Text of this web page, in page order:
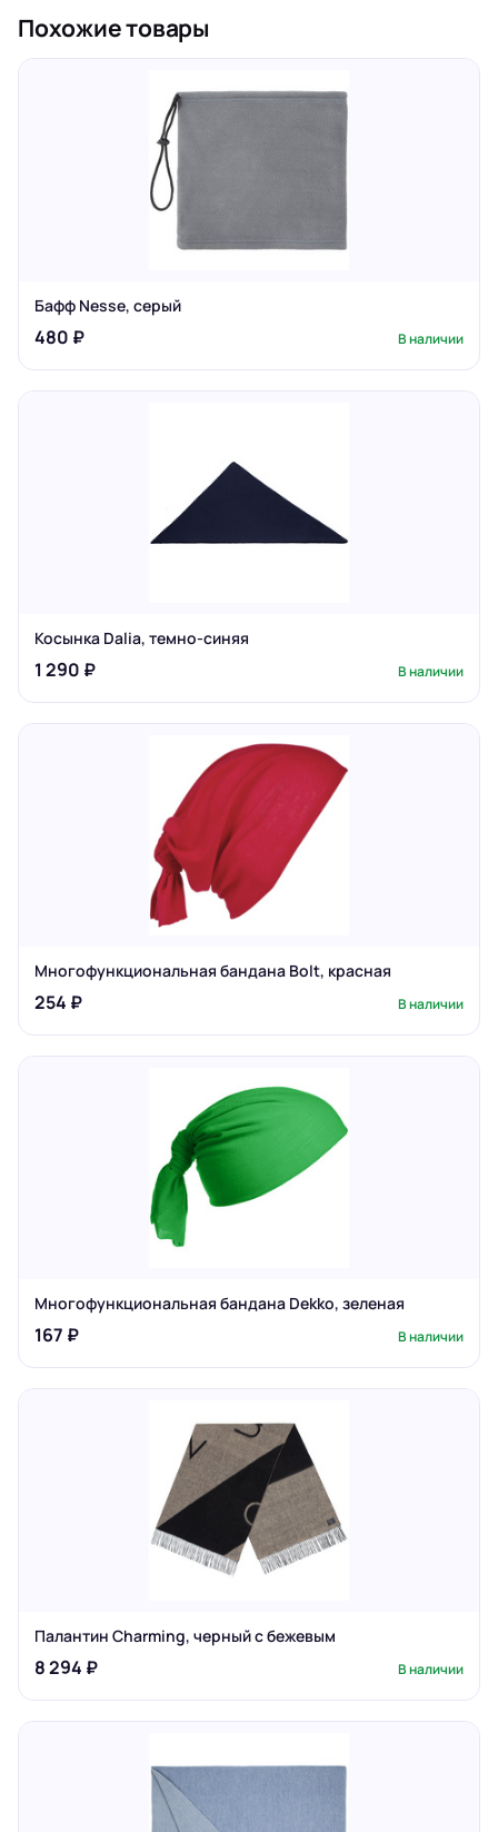
Похожие товары
Бафф Nesse, серый
480 ₽ В наличии
Косынка Dalia, темно-синяя
1 290 ₽ В наличии
Многофункциональная бандана Bolt, красная
254 ₽ В наличии
Многофункциональная бандана Dekko, зеленая
167 ₽ В наличии
Палантин Charming, черный с бежевым
8 294 ₽ В наличии